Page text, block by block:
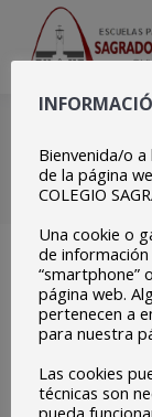
Dia
Bienvenida/o
de la página
COLEGIO
Una cookie o
de
“smartphone”
página web.
pertenecen a
para nuestra
Las cookies
técnicas son